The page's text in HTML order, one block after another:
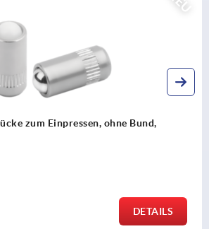
Federnde Druckstücke zum
zzgl. Versandkosten